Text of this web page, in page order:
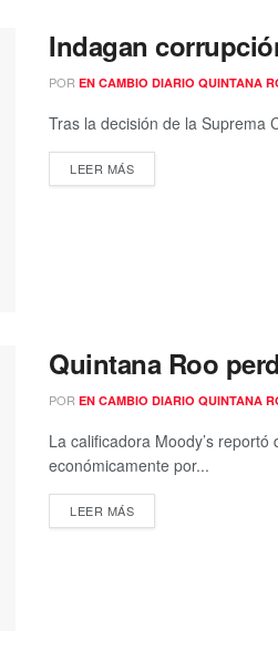
Indagan
POR EN CAMBIO DIARIO QUINTANA
Tras la decisión de la Suprema
LEER MÁSDETAILS
Quintana Roo
POR EN CAMBIO DIARIO QUINTANA
La calificadora Moody’s
económicamente por...
LEER MÁSDETAILS